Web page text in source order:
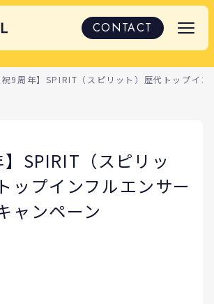
CONTACT
祝9周年】SPIRIT（スピリット）歴代トップイ
】SPIRIT（スピリッ
ップインフルエンサー
ャンペーン